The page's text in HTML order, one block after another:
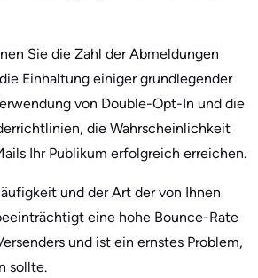
Sie die Zahl der Abmeldungen
Einhaltung einiger grundlegender
von Double-Opt-In und die
die Wahrscheinlichkeit
Ihr Publikum erfolgreich erreichen.
und der Art der von Ihnen
eine hohe Bounce-Rate
und ist ein ernstes Problem,
sollte.